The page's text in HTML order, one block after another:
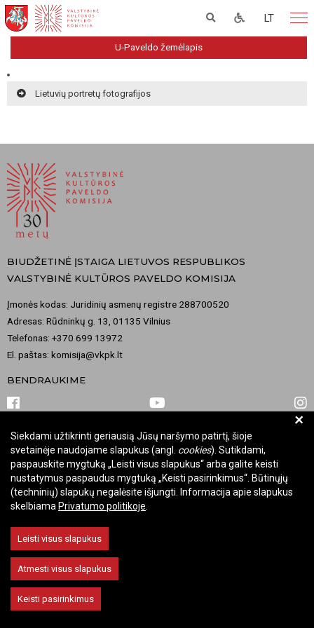
LT
U-Paveldo žemėlapis
Lietuvių portretų fotografijos
BIUDŽETINĖ ĮSTAIGA LIETUVOS RESPUBLIKOS
VALSTYBINĖ KULTŪROS PAVELDO KOMISIJA
Įmonės kodas: Juridinių asmenų registre 288700520
Adresas: Rūdninkų g. 13, 01135 Vilnius
Telefonas: +370 699 13972
El. paštas: komisija@vkpk.lt
BENDRAUKIME
© 2026 Valstybinė kultūros paveldo komisija. Visos teisės saugomos.
Keisti slapukų nustatymus
+
Siekdami užtikrinti geriausią Jūsų naršymo patirtį, šioje
svetainėje naudojame slapukus (angl. cookies). Sutikdami,
paspauskite mygtuką „Leisti visus slapukus“ arba galite keisti
nustatymus paspaudus mygtuką „Keisti pasirinkimus“. Būtinųjų
(techninių) slapukų negalėsite išjungti. Informacija apie slapukus
skelbiama Privatumo politikoje
Leisti visus slapukus
Atmesti visus slapukus
Keisti pasirinkimus